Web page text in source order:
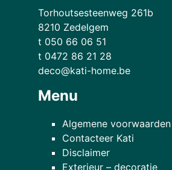
Torhoutsesteenweg 261b
8210 Zedelgem
t 050 66 06 51
t 0472 86 21 28
deco@kati-home.be
Menu
Algemene voorwaarden
Contacteer Kati
Disclaimer
Exterieur – decoratie